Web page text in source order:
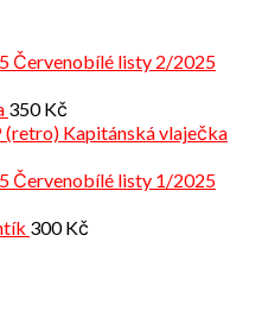
Červenobílé listy 2/2025
350Kč
Kapitánská vlaječka
Červenobílé listy 1/2025
300Kč